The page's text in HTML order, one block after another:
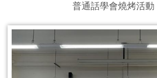
普通話學會燒烤活動